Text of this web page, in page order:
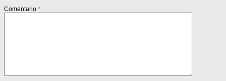
Comentario *